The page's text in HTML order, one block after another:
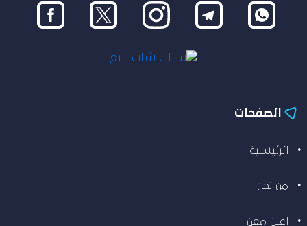
الصفحات
الرئيسية
من نحن
اعلن معن